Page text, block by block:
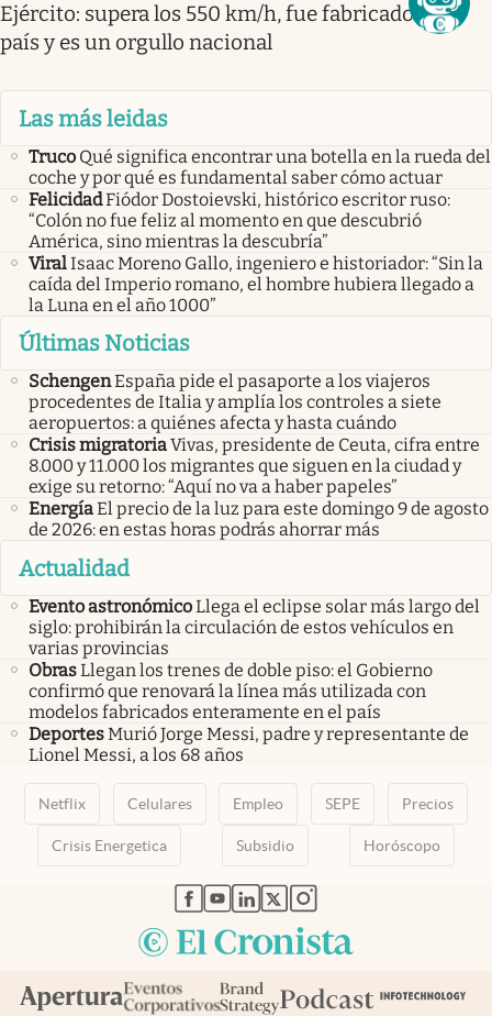
Ejército: supera los 550 km/h, fue fabricado en el
país y es un orgullo nacional
Las más leidas
Truco Qué significa encontrar una botella en la rueda del
coche y por qué es fundamental saber cómo actuar
FelicidadFiódor Dostoievski, histórico escritor ruso:
“Colón no fue feliz al momento en que descubrió
América, sino mientras la descubría”
ViralIsaac Moreno Gallo, ingeniero e historiador: “Sin la
caída del Imperio romano, el hombre hubiera llegado a
la Luna en el año 1000”
Últimas Noticias
SchengenEspaña pide el pasaporte a los viajeros
procedentes de Italia y amplía los controles a siete
aeropuertos: a quiénes afecta y hasta cuándo
Crisis migratoriaVivas, presidente de Ceuta, cifra entre
8.000 y 11.000 los migrantes que siguen en la ciudad y
exige su retorno: “Aquí no va a haber papeles”
EnergíaEl precio de la luz para este domingo 9 de agosto
de 2026: en estas horas podrás ahorrar más
Actualidad
Evento astronómicoLlega el eclipse solar más largo del
siglo: prohibirán la circulación de estos vehículos en
varias provincias
ObrasLlegan los trenes de doble piso: el Gobierno
confirmó que renovará la línea más utilizada con
modelos fabricados enteramente en el país
DeportesMurió Jorge Messi, padre y representante de
Lionel Messi, a los 68 años
Netflix Celulares Empleo SEPE Precios
Crisis Energetica Subsidio Horóscopo
abre en nueva pestaña
abre en nueva pestaña
abre en nueva pestaña
abre en nueva pestaña
abre en nueva pestaña